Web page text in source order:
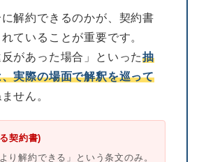
解約できるのかが、契約書
ていることが重要です。
反があった場合」といった抽
実際の場面で解釈を巡って
せん。
契約書)
り解約できる」という条文のみ。